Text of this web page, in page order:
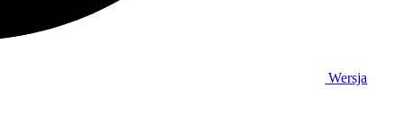
Wersja